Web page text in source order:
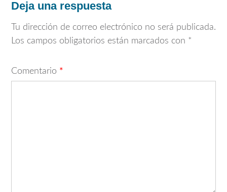
Deja una respuesta
Tu dirección de correo electrónico no será publicada.
Los campos obligatorios están marcados con *
Comentario *